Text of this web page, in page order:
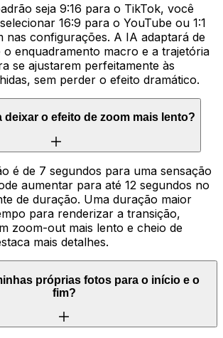
seja 9:16 para o TikTok, você
16:9 para o YouTube ou 1:1
nas configurações. A IA adaptará de
o enquadramento macro e a trajetória
se ajustarem perfeitamente às
sem perder o efeito dramático.
deixar o efeito de zoom mais lento?
é de 7 segundos para uma sensação
aumentar para até 12 segundos no
de duração. Uma duração maior
para renderizar a transição,
zoom-out mais lento e cheio de
mais detalhes.
próprias fotos para o início e o
fim?